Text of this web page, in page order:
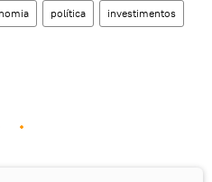
política investimentos